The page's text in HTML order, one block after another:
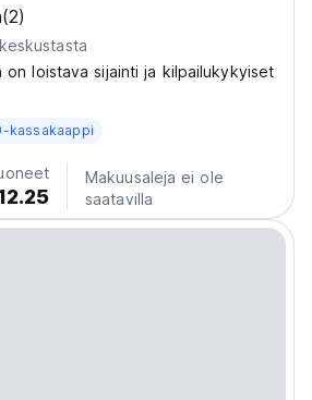
(2)
on loistava sijainti ja kilpailukykyiset
kassakaappi
Makuusaleja ei ole
saatavilla